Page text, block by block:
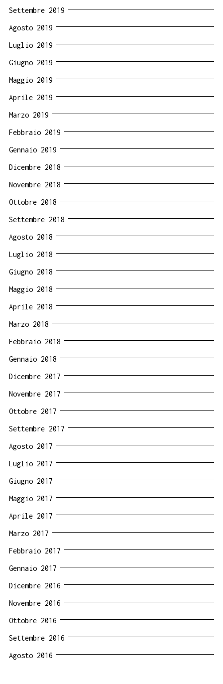
Settembre 2019
Agosto 2019
Luglio 2019
Giugno 2019
Maggio 2019
Aprile 2019
Marzo 2019
Febbraio 2019
Gennaio 2019
Dicembre 2018
Novembre 2018
Ottobre 2018
Settembre 2018
Agosto 2018
Luglio 2018
Giugno 2018
Maggio 2018
Aprile 2018
Marzo 2018
Febbraio 2018
Gennaio 2018
Dicembre 2017
Novembre 2017
Ottobre 2017
Settembre 2017
Agosto 2017
Luglio 2017
Giugno 2017
Maggio 2017
Aprile 2017
Marzo 2017
Febbraio 2017
Gennaio 2017
Dicembre 2016
Novembre 2016
Ottobre 2016
Settembre 2016
Agosto 2016